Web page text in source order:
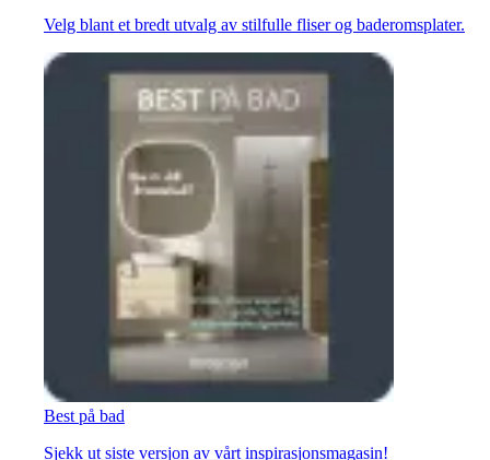
Velg blant et bredt utvalg av stilfulle fliser og baderomsplater.
Best på bad
Sjekk ut siste versjon av vårt inspirasjonsmagasin!